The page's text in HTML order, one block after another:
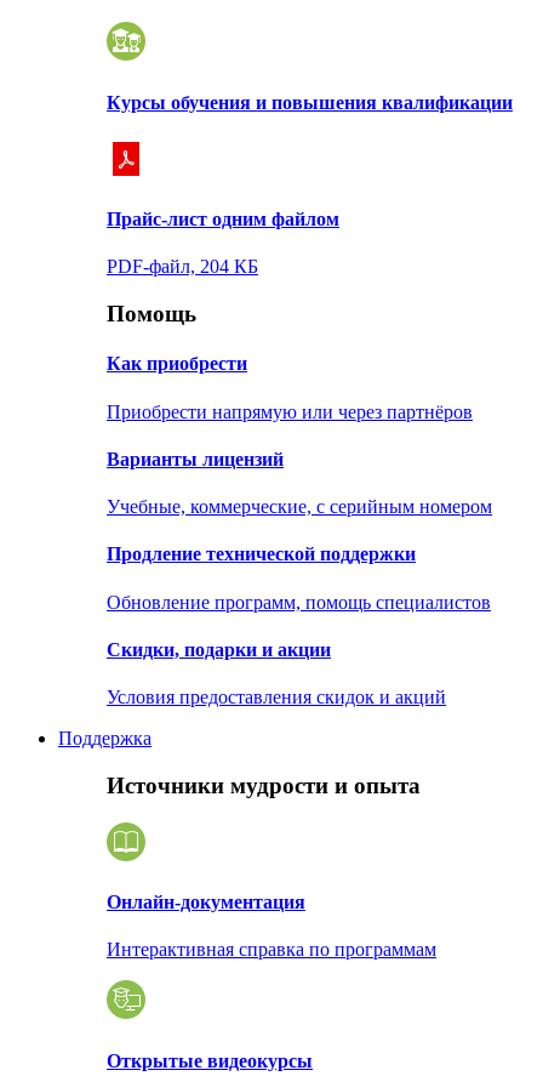
Курсы обучения и повышения квалификации
Прайс-лист одним файлом
PDF-файл, 204 КБ
Помощь
Как приобрести
Приобрести напрямую или через партнёров
Варианты лицензий
Учебные, коммерческие, с серийным номером
Продление технической поддержки
Обновление программ, помощь специалистов
Скидки, подарки и акции
Условия предоставления скидок и акций
Поддержка
Источники мудрости и опыта
Онлайн-документация
Интерактивная справка по программам
Открытые видеокурсы